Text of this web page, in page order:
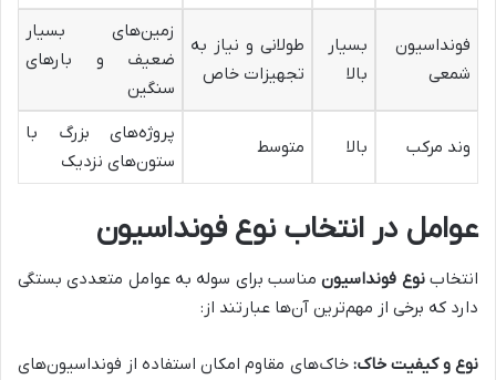
فونداسیون
شمعی
بسیار
بالا
طولانی و نیاز به
تجهیزات خاص
زمین‌های بسیار
ضعیف و بارهای
سنگین
وند مرکب بالا متوسط
پروژه‌های بزرگ با
ستون‌های نزدیک
عوامل در انتخاب نوع فونداسیون
انتخابنوع فونداسیونمناسب برای سوله به عوامل متعددی بستگی
دارد که برخی از مهم‌ترین آن‌ها عبارتند از:
نوع و کیفیت خاک: خاک‌های مقاوم امکان استفاده از فونداسیون‌های